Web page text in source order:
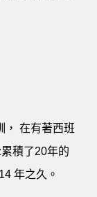
， 在有著西班
積了20年的
年之久。